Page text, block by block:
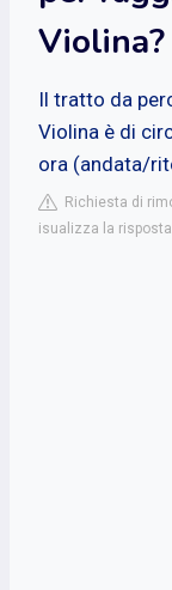
Violina?
Il tratto da
Violina è di
ora (andata/
Richiesta di
isualizza la